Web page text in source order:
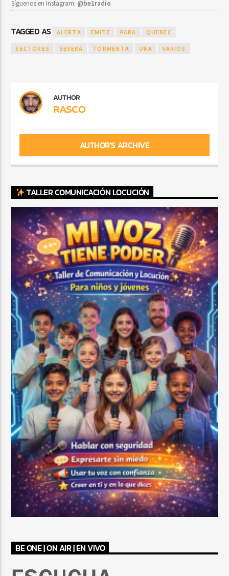
Síguenos en Instagram: @be1radio
TAGGED AS ALERTA EMITE PARA QUEBEC
SECTORES SEVERA TORMENTA UNA VARIOS
AUTHOR
RASCO
AUTHOR'S ARCHIVE
TALLER COMUNICACIÓN LOCUCIÓN
BE ONE | ON AIR | EN VIVO